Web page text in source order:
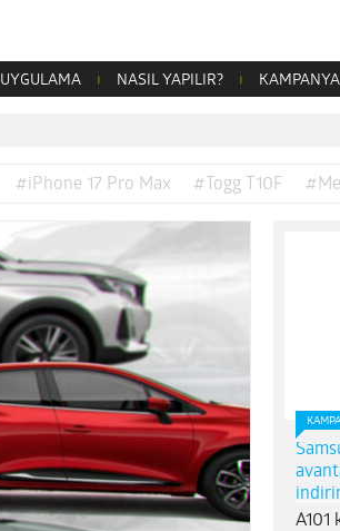
UYGULAMA NASIL YAPILIR? KAMPANYA
#iPhone 17 Pro Max #Togg T10F
A101